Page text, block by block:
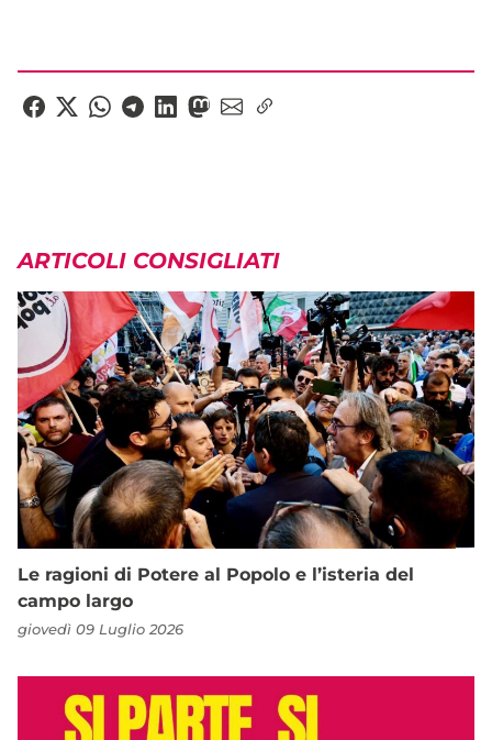
ARTICOLI CONSIGLIATI
Le ragioni di Potere al Popolo e l’isteria del
campo largo
giovedì 09 Luglio 2026